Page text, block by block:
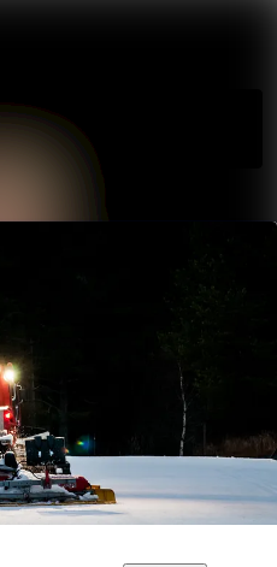
Arrangementer